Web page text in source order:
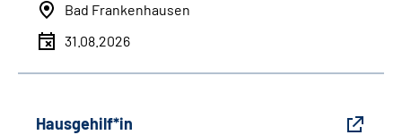
Bad Frankenhausen
31.08.2026
Hausgehilf*in